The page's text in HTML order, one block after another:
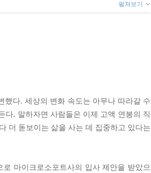
펼쳐보기
했다. 세상의 변화 속도는 아무나 따라갈 수
다. 말하자면 사람들은 이제 고액 연봉의 직
더 돋보이는 삶을 사는 데 집중하고 있다는
마이크로소포트사의 입사 제안을 받았으